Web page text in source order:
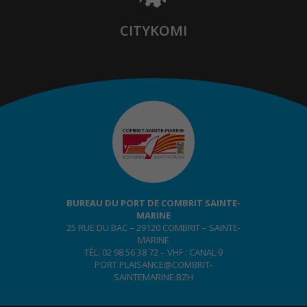
CITYKOMI
BUREAU DU PORT DE COMBRIT SAINTE-
MARINE
25 RUE DU BAC – 29120 COMBRIT – SAINTE-
MARINE
TÉL. 02 98 56 38 72 – VHF : CANAL 9
PORT.PLAISANCE@COMBRIT-
SAINTEMARINE.BZH